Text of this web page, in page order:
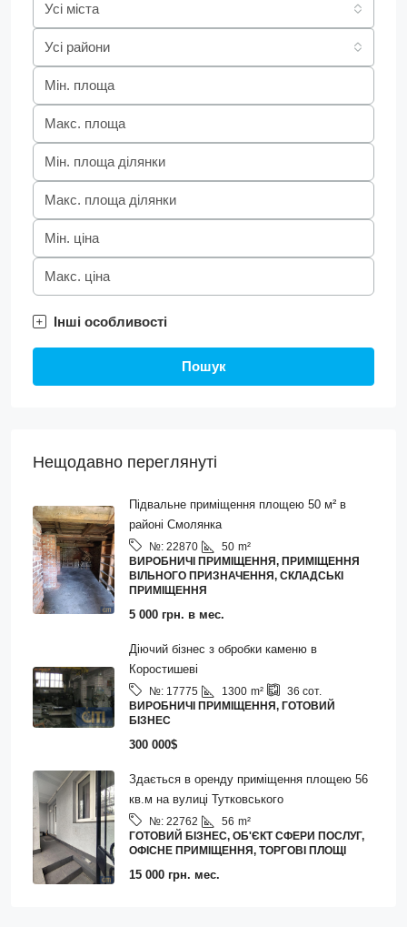
Усі міста
Усі райони
Інші особливості
Пошук
Нещодавно переглянуті
Підвальне приміщення площею 50 м² в
районі Смолянка
№: 22870 50 m²
ВИРОБНИЧІ ПРИМІЩЕННЯ, ПРИМІЩЕННЯ
ВІЛЬНОГО ПРИЗНАЧЕННЯ, СКЛАДСЬКІ
ПРИМІЩЕННЯ
5 000 грн. в мес.
Діючий бізнес з обробки каменю в
Коростишеві
№: 17775 1300 m² 36 сот.
ВИРОБНИЧІ ПРИМІЩЕННЯ, ГОТОВИЙ
БІЗНЕС
300 000$
Здається в оренду приміщення площею 56
кв.м на вулиці Тутковського
№: 22762 56 m²
ГОТОВИЙ БІЗНЕС, ОБ'ЄКТ СФЕРИ ПОСЛУГ,
ОФІСНЕ ПРИМІЩЕННЯ, ТОРГОВІ ПЛОЩІ
15 000 грн. мес.